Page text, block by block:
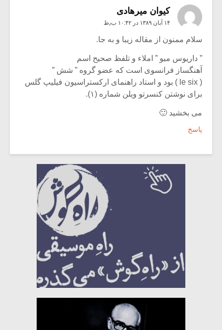
کیوان میرهادی
۱۴ آبان ۱۳۸۹ در ۱۰:۴۲ ب٫ظ
سلام ممنون از مقاله زیبا و به جا.
” داریوس میو ” املاء و تلفظ صحیح اسم
آهنگساز فرانسوی است که عضو گروه ” شش ”
( le six ) بود و استاد راهنمای ارکستراسیون فیلیپ گلس
برای نوشتن کنسرتو ویلن شماره (۱).
می بخشید 🙂
پاسخ